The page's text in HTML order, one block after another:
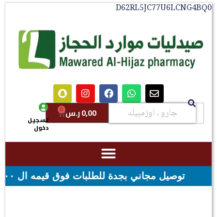
D62RL5JC77U6LCNG4BQ0
0,00ر.س 0
تسجيل
دخول
للطلبات فوق قيمه ال ١٠٠ ريال - شحن مجاني لقيمه اكثر من ٢٩٩ ريال